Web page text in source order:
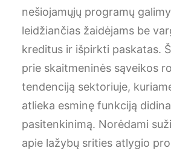
nešiojamųjų programų
leidžiančias žaidėjams be
kreditus ir išpirkti paskatas.
prie skaitmeninės sąveikos
tendenciją sektoriuje,
atlieka esminę funkciją
pasitenkinimą. Norėdami
apie lažybų srities atlygio